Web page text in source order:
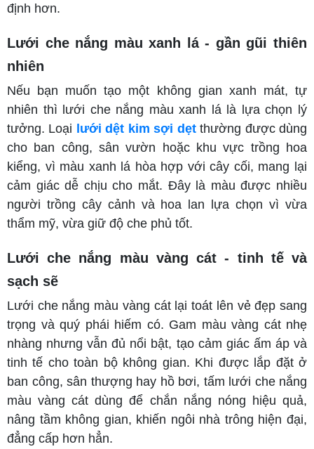
định hơn.
Lưới che nắng màu xanh lá - gần gũi thiên
nhiên
Nếu bạn muốn tạo một không gian xanh mát, tự
nhiên thì lưới che nắng màu xanh lá là lựa chọn lý
tưởng. Loại lưới dệt kim sợi dẹtthường được dùng
cho ban công, sân vườn hoặc khu vực trồng hoa
kiểng, vì màu xanh lá hòa hợp với cây cối, mang lại
cảm giác dễ chịu cho mắt. Đây là màu được nhiều
người trồng cây cảnh và hoa lan lựa chọn vì vừa
thẩm mỹ, vừa giữ độ che phủ tốt.
Lưới che nắng màu vàng cát - tinh tế và
sạch sẽ
Lưới che nắng màu vàng cát lại toát lên vẻ đẹp sang
trọng và quý phái hiếm có. Gam màu vàng cát nhẹ
nhàng nhưng vẫn đủ nổi bật, tạo cảm giác ấm áp và
tinh tế cho toàn bộ không gian. Khi được lắp đặt ở
ban công, sân thượng hay hồ bơi, tấm lưới che nắng
màu vàng cát dùng để chắn nắng nóng hiệu quả,
nâng tầm không gian, khiến ngôi nhà trông hiện đại,
đẳng cấp hơn hẳn.